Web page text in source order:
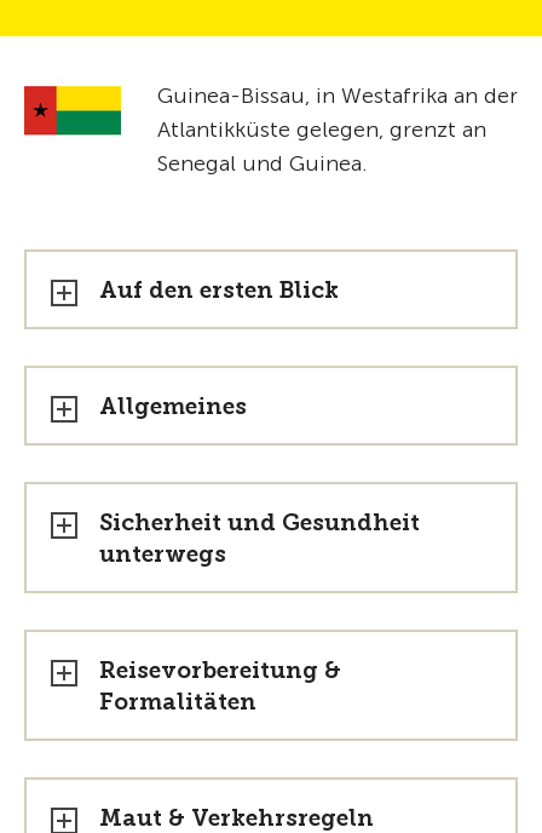
Guinea-Bissau, in Westafrika an der
Atlantikküste gelegen, grenzt an
Senegal und Guinea.
Auf den ersten Blick
Allgemeines
Sicherheit und Gesundheit
unterwegs
Reisevorbereitung &
Formalitäten
Maut & Verkehrsregeln